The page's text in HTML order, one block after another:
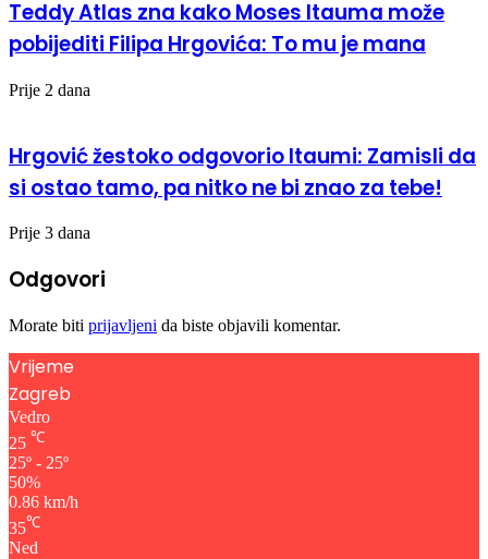
Teddy Atlas zna kako Moses Itauma može
pobijediti Filipa Hrgovića: To mu je mana
Prije 2 dana
Hrgović žestoko odgovorio Itaumi: Zamisli da
si ostao tamo, pa nitko ne bi znao za tebe!
Prije 3 dana
Odgovori
Morate biti prijavljeni da biste objavili komentar.
Vrijeme
Zagreb
Vedro
25 ℃
25º - 25º
50%
0.86 km/h
35℃
Ned